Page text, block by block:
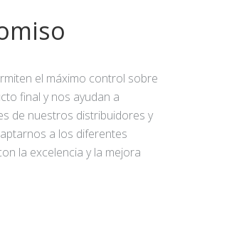
el máximo control sobre
final y nos ayudan a
de nuestros distribuidores y
a los diferentes
la excelencia y la mejora